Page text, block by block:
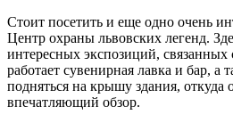
Стоит посетить и еще одно очень
Центр охраны львовских легенд.
интересных экспозиций, связанных
работает сувенирная лавка и бар, а
подняться на крышу здания, откуда
впечатляющий обзор.